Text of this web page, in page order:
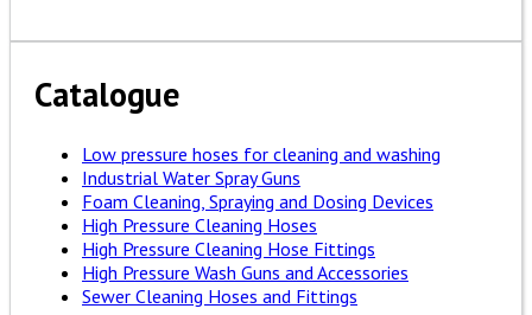
Catalogue
Low pressure hoses for cleaning and washing
Industrial Water Spray Guns
Foam Cleaning, Spraying and Dosing Devices
High Pressure Cleaning Hoses
High Pressure Cleaning Hose Fittings
High Pressure Wash Guns and Accessories
Sewer Cleaning Hoses and Fittings